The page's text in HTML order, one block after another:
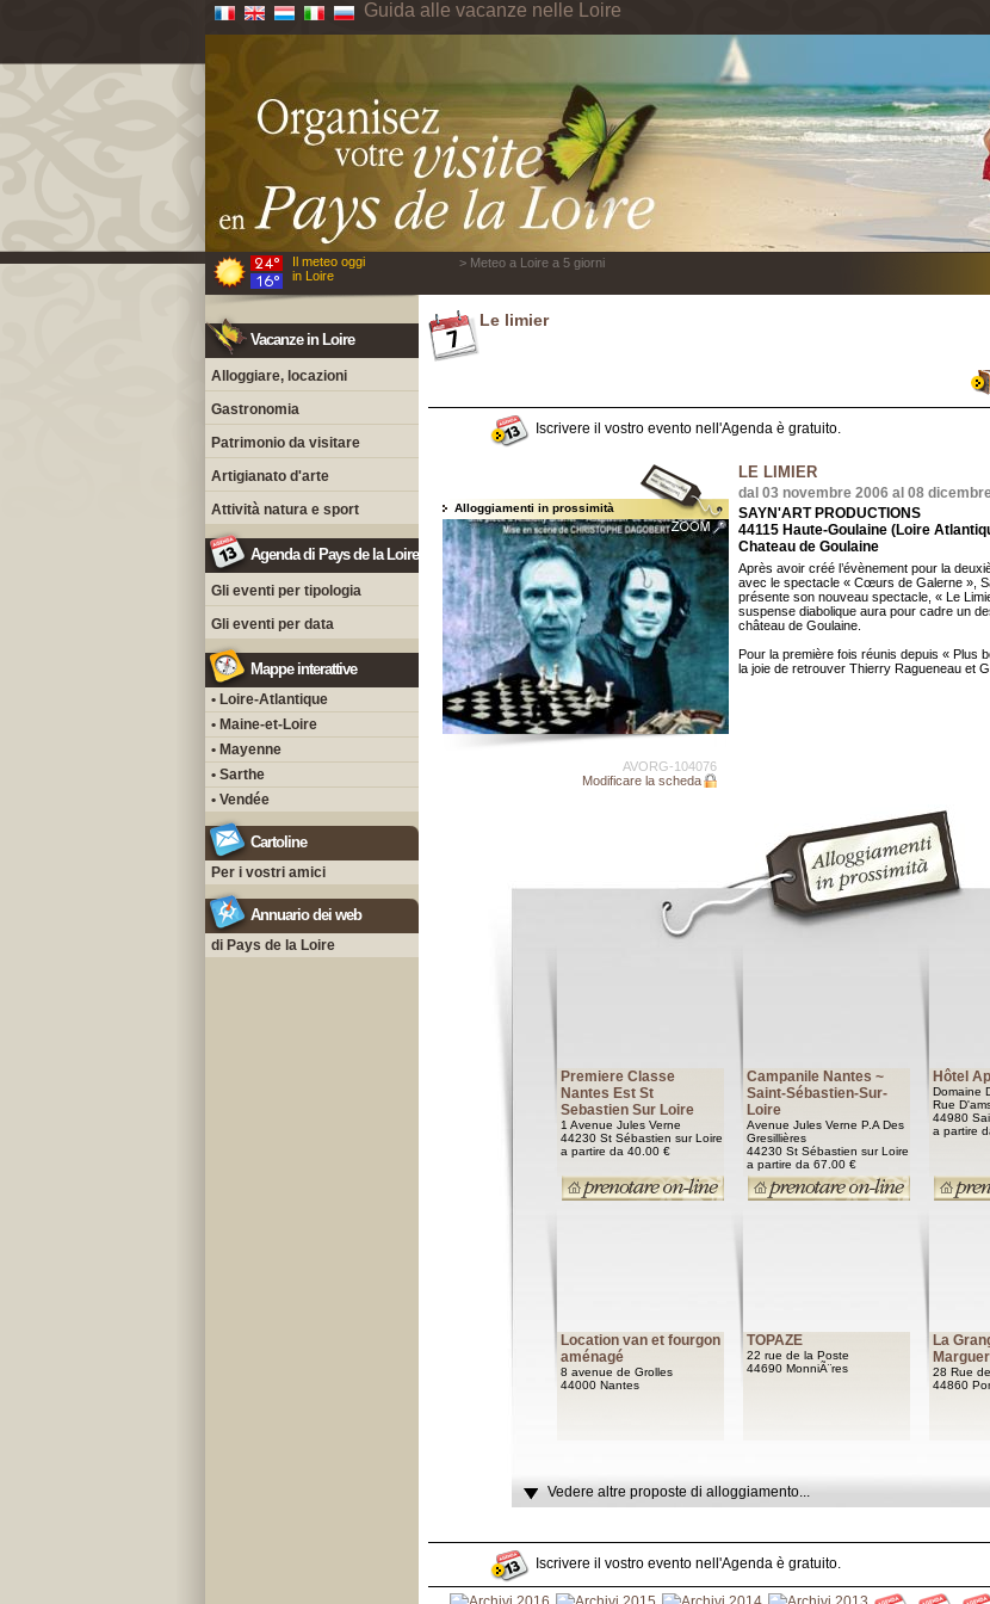
Guida alle vacanze nelle Loire
Il meteo oggi
in Loire
> Meteo a Loire a 5 giorni
Vacanze in Loire
Alloggiare, locazioni
Gastronomia
Patrimonio da visitare
Artigianato d'arte
Attività natura e sport
Agenda di Pays de la Loire
Gli eventi per tipologia
Gli eventi per data
Mappe interattive
• Loire-Atlantique
• Maine-et-Loire
• Mayenne
• Sarthe
• Vendée
Cartoline
Per i vostri amici
Annuario dei web
di Pays de la Loire
Le limier
Iscrivere il vostro evento nell'Agenda è gratuito.
Alloggiamenti in prossimità
AVORG-104076
Modificare la scheda
LE LIMIER
dal 03 novembre 2006 al 08
SAYN'ART PRODUCTIONS
44115 Haute-Goulaine (Loire
Chateau de Goulaine
Après avoir créé l’évènement pour la
avec le spectacle « Cœurs de Galerne »,
présente son nouveau spectacle, « Le
suspense diabolique aura pour cadre un
château de Goulaine.
Pour la première fois réunis depuis « Plus
la joie de retrouver Thierry Ragueneau et
Premiere Classe
Nantes Est St
Sebastien Sur Loire
1 Avenue Jules Verne
44230 St Sébastien sur Loire
a partire da 40.00 €
Campanile Nantes ~
Saint-Sébastien-Sur-
Loire
Avenue Jules Verne P.A Des
Gresillières
44230 St Sébastien sur Loire
a partire da 67.00 €
Hôtel
Domaine
Rue
44980
a partire
Location van et fourgon
aménagé
8 avenue de Grolles
44000 Nantes
TOPAZE
22 rue de la Poste
44690 MonniÃ¨res
La
28 Rue
44860
Vedere altre proposte di alloggiamento...
Iscrivere il vostro evento nell'Agenda è gratuito.